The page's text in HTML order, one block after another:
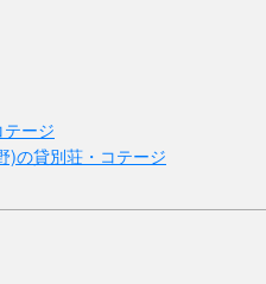
ージ
)の貸別荘・コテージ